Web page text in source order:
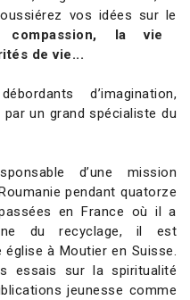
vos idées sur le
la vie
de vie...
d’imagination,
un grand spécialiste du
d’une mission
pendant quatorze
en France où il a
du recyclage, il est
église à Moutier en Suisse.
essais sur la spiritualité
jeunesse comme